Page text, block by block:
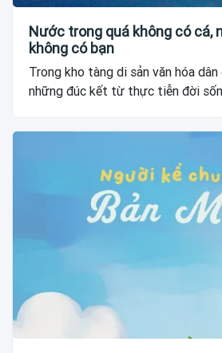
Nước trong quá không có cá,
không có bạn
Trong kho tàng di sản văn hóa
những đúc kết từ thực tiễn đời